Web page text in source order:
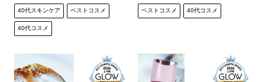
トコスメ】
40代スキンケア ベストコスメ
40代コスメ
スメ】
ベストコスメ 40代コスメ